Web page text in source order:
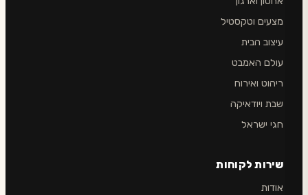
מצעים וטקסטיל
עיצוב הבית
עולם האמבט
ריהוט ואירוח
שבת ויודאיקה
חגי ישראל
שירות לקוחות
אודות